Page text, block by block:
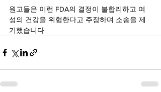
원고들은 이런 FDA의 결정이 불합리하고 여
성의 건강을 위협한다고 주장하며 소송을 제
기했습니다